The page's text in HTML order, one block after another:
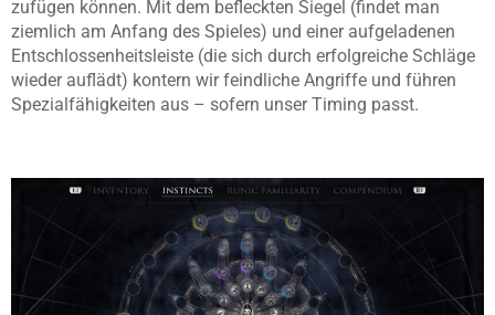
zufügen können. Mit dem befleckten Siegel (findet man
ziemlich am Anfang des Spieles) und einer aufgeladenen
Entschlossenheitsleiste (die sich durch erfolgreiche Schläge
wieder auflädt) kontern wir feindliche Angriffe und führen
Spezialfähigkeiten aus – sofern unser Timing passt.